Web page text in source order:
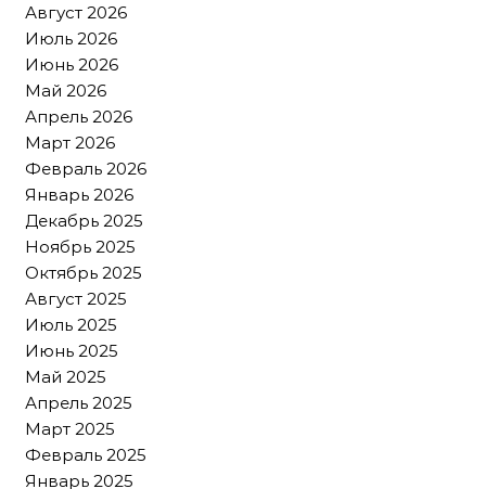
Август 2026
Июль 2026
Июнь 2026
Май 2026
Апрель 2026
Март 2026
Февраль 2026
Январь 2026
Декабрь 2025
Ноябрь 2025
Октябрь 2025
Август 2025
Июль 2025
Июнь 2025
Май 2025
Апрель 2025
Март 2025
Февраль 2025
Январь 2025